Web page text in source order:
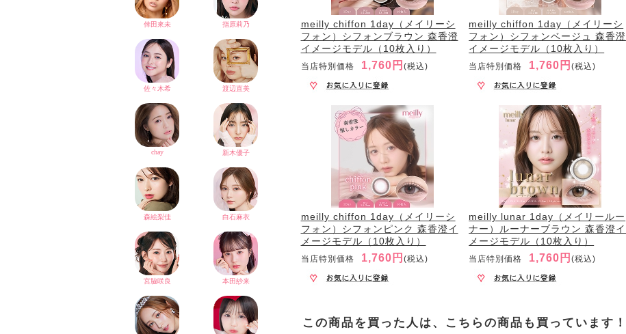
meilly chiffon 1day（メイリーシ
フォン）シフォンブラウン 森香澄
イメージモデル（10枚入り）
当店特別価格 1,760円 (税込)
meilly chiffon 1day（メイリーシ
フォン）シフォンベージュ 森香澄
イメージモデル（10枚入り）
当店特別価格 1,760円(税込)
meilly chiffon 1day（メイリーシ
フォン）シフォンピンク 森香澄イ
メージモデル（10枚入り）
当店特別価格 1,760円 (税込)
meilly lunar 1day（メイリールー
ナー）ルーナーブラウン 森香澄イ
メージモデル（10枚入り）
当店特別価格 1,760円(税込)
この商品を買った人は、こちらの商品も買っています！